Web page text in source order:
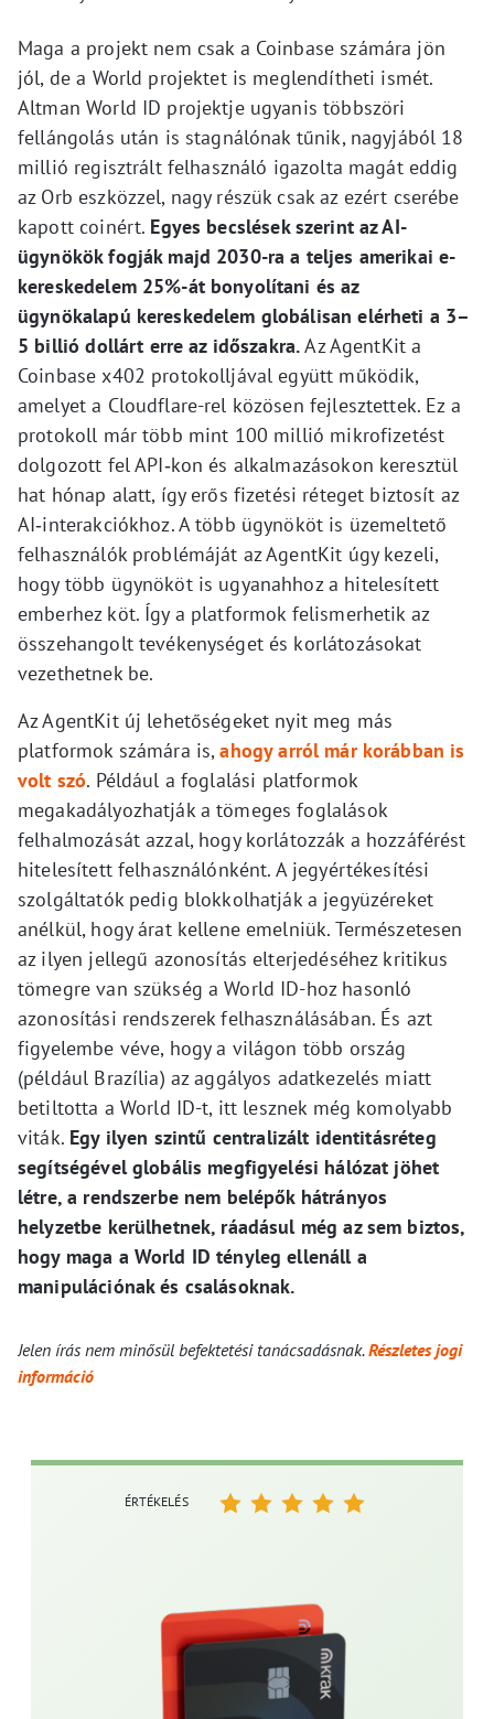
Maga a projekt nem csak a Coinbase számára jön
jól, de a World projektet is meglendítheti ismét.
Altman World ID projektje ugyanis többszöri
fellángolás után is stagnálónak tűnik, nagyjából 18
millió regisztrált felhasználó igazolta magát eddig
az Orb eszközzel, nagy részük csak az ezért cserébe
kapott coinért. Egyes becslések szerint az AI-
ügynökök fogják majd 2030-ra a teljes amerikai e-
kereskedelem 25%-át bonyolítani és az
ügynökalapú kereskedelem globálisan elérheti a 3–
5 billió dollárt erre az időszakra.Az AgentKit a
Coinbase x402 protokolljával együtt működik,
amelyet a Cloudflare-rel közösen fejlesztettek. Ez a
protokoll már több mint 100 millió mikrofizetést
dolgozott fel API‑kon és alkalmazásokon keresztül
hat hónap alatt, így erős fizetési réteget biztosít az
AI‑interakciókhoz. A több ügynököt is üzemeltető
felhasználók problémáját az AgentKit úgy kezeli,
hogy több ügynököt is ugyanahhoz a hitelesített
emberhez köt. Így a platformok felismerhetik az
összehangolt tevékenységet és korlátozásokat
vezethetnek be.
Az AgentKit új lehetőségeket nyit meg más
platformok számára is,ahogy arról már korábban is
volt szó. Például a foglalási platformok
megakadályozhatják a tömeges foglalások
felhalmozását azzal, hogy korlátozzák a hozzáférést
hitelesített felhasználónként. A jegyértékesítési
szolgáltatók pedig blokkolhatják a jegyüzéreket
anélkül, hogy árat kellene emelniük. Természetesen
az ilyen jellegű azonosítás elterjedéséhez kritikus
tömegre van szükség a World ID-hoz hasonló
azonosítási rendszerek felhasználásában. És azt
figyelembe véve, hogy a világon több ország
(például Brazília) az aggályos adatkezelés miatt
betiltotta a World ID-t, itt lesznek még komolyabb
viták. Egy ilyen szintű centralizált identitásréteg
segítségével globális megfigyelési hálózat jöhet
létre, a rendszerbe nem belépők hátrányos
helyzetbe kerülhetnek, ráadásul még az sem biztos,
hogy maga a World ID tényleg ellenáll a
manipulációnak és csalásoknak.
Jelen írás nem minősül befektetési tanácsadásnak.Részletes jogi
információ
ÉRTÉKELÉS